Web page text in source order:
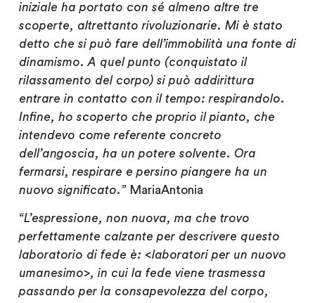
iniziale ha portato con sé almeno altre tre
scoperte, altrettanto rivoluzionarie. Mi è stato
detto che si può fare dell’immobilità una fonte di
dinamismo. A quel punto (conquistato il
rilassamento del corpo) si può addirittura
entrare in contatto con il tempo: respirandolo.
Infine, ho scoperto che proprio il pianto, che
intendevo come referente concreto
dell’angoscia, ha un potere solvente. Ora
fermarsi, respirare e persino piangere ha un
nuovo significato.” MariaAntonia
“L’espressione, non nuova, ma che trovo
perfettamente calzante per descrivere questo
laboratorio di fede è: <laboratori per un nuovo
umanesimo>, in cui la fede viene trasmessa
passando per la consapevolezza del corpo,